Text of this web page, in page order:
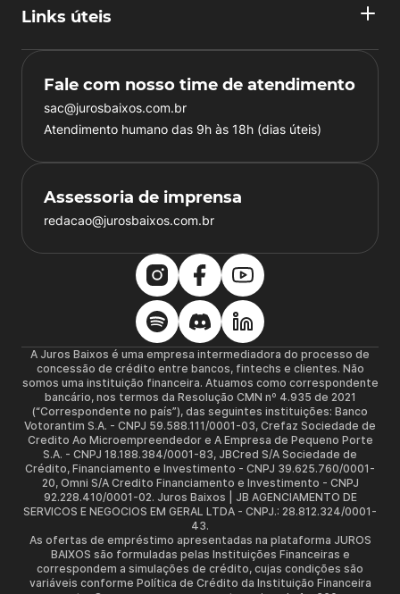
Links úteis
Fale com nosso time de atendimento
sac@jurosbaixos.com.br
Atendimento humano das 9h às 18h (dias úteis)
Assessoria de imprensa
redacao@jurosbaixos.com.br
A Juros Baixos é uma empresa intermediadora do processo de
concessão de crédito entre bancos, fintechs e clientes. Não
somos uma instituição financeira. Atuamos como correspondente
bancário, nos termos da Resolução CMN nº 4.935 de 2021
(“Correspondente no país”), das seguintes instituições: Banco
Votorantim S.A. - CNPJ 59.588.111/0001-03, Crefaz Sociedade de
Credito Ao Microempreendedor e A Empresa de Pequeno Porte
S.A. - CNPJ 18.188.384/0001-83, JBCred S/A Sociedade de
Crédito, Financiamento e Investimento - CNPJ 39.625.760/0001-
20, Omni S/A Credito Financiamento e Investimento - CNPJ
92.228.410/0001-02. Juros Baixos | JB AGENCIAMENTO DE
SERVICOS E NEGOCIOS EM GERAL LTDA - CNPJ.: 28.812.324/0001-
43.
As ofertas de empréstimo apresentadas na plataforma JUROS
BAIXOS são formuladas pelas Instituições Financeiras e
correspondem a simulações de crédito, cujas condições são
variáveis conforme Política de Crédito da Instituição Financeira